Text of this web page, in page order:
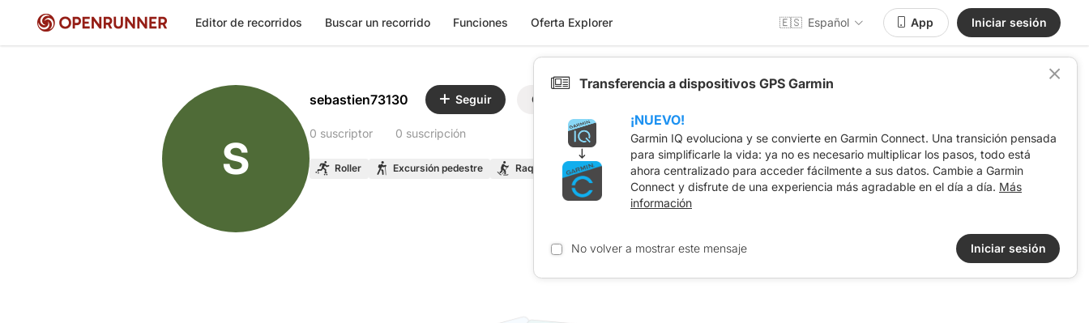
Editor de recorridos Buscar un recorrido Funciones Oferta Explorer 🇪🇸 Español App Iniciar sesión
S
sebastien73130 Seguir Compartir
0 suscriptor 0 suscripción
Roller Excursión pedestre Raquetas de nieve Esquí de Montaña
Transferencia a dispositivos GPS Garmin
¡NUEVO!
Garmin IQ evoluciona y se convierte en Garmin Connect. Una transición pensada
para simplificarle la vida: ya no es necesario multiplicar los pasos, todo está
ahora centralizado para acceder fácilmente a sus datos. Cambie a Garmin
Connect y disfrute de una experiencia más agradable en el día a día. Más
información
No volver a mostrar este mensaje Iniciar sesión